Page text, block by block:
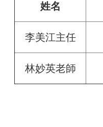
姓名
李美江主任
林妙英老師